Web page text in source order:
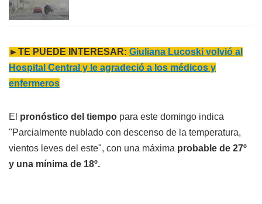
►TE PUEDE INTERESAR: Giuliana Lucoski volvió al
Hospital Central y le agradeció a los médicos y
enfermeros
El pronóstico del tiempo para este domingo indica
"Parcialmente nublado con descenso de la temperatura,
vientos leves del este", con una máxima probable de 27º
y una mínima de 18º.